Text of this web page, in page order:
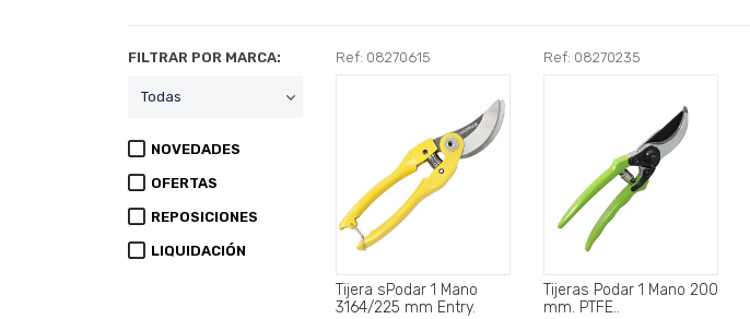
FILTRAR POR MARCA:
NOVEDADES
OFERTAS
REPOSICIONES
LIQUIDACIÓN
Ref: 08270615
Tijera sPodar 1 Mano
3164/225 mm Entry.
Ref: 08270235
Tijeras Podar 1 Mano 200
mm. PTFE..